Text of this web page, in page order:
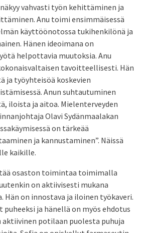
vahvasti työn kehittäminen ja
Anu toimi ensimmäisessä
käyttöönotossa tukihenkilönä ja
Hänen ideoimana on
helpottavia muutoksia. Anu
tavoitteellisesti. Hän
työyhteisöä koskevien
Anun suhtautuminen
iloista ja aitoa. Mielenterveyden
Olavi Sydänmaalakan
on tärkeää
ja kannustaminen”. Näissä
kaikille.
osaston toimintaa toimimalla
on aktiivisesti mukana
Hän on innostava ja iloinen työkaveri.
ja hänellä on myös ehdotus
aktiivinen potilaan puolesta puhuja